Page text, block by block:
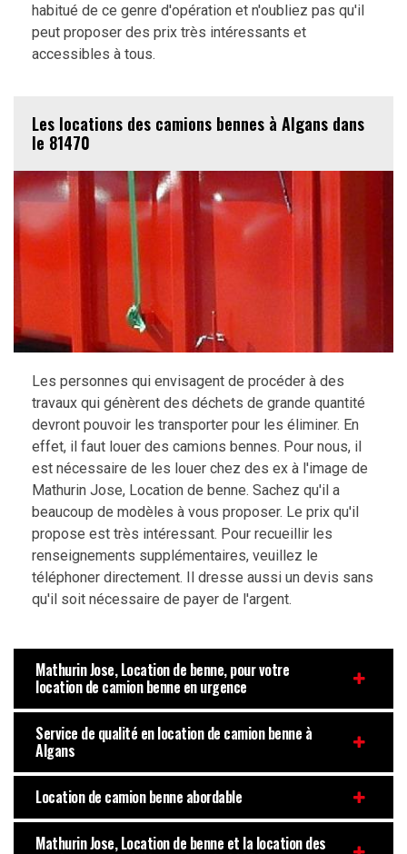
habitué de ce genre d'opération et n'oubliez pas qu'il
peut proposer des prix très intéressants et
accessibles à tous.
Les locations des camions bennes à Algans dans
le 81470
Les personnes qui envisagent de procéder à des
travaux qui génèrent des déchets de grande quantité
devront pouvoir les transporter pour les éliminer. En
effet, il faut louer des camions bennes. Pour nous, il
est nécessaire de les louer chez des ex à l'image de
Mathurin Jose, Location de benne. Sachez qu'il a
beaucoup de modèles à vous proposer. Le prix qu'il
propose est très intéressant. Pour recueillir les
renseignements supplémentaires, veuillez le
téléphoner directement. Il dresse aussi un devis sans
qu'il soit nécessaire de payer de l'argent.
Mathurin Jose, Location de benne, pour votre
location de camion benne en urgence
Service de qualité en location de camion benne à
Algans
Location de camion benne abordable
Mathurin Jose, Location de benne et la location des